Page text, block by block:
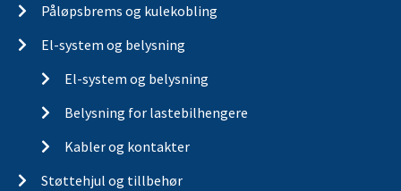
Påløpsbrems og kulekobling
El-system og belysning
El-system og belysning
Belysning for lastebilhengere
Kabler og kontakter
Støttehjul og tillbehør